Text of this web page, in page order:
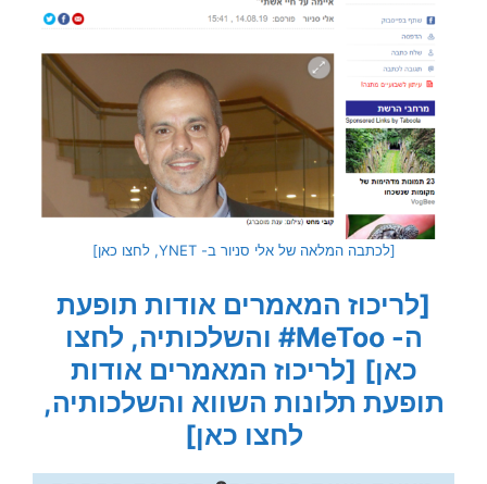
[לכתבה המלאה של אלי סניור ב- YNET, לחצו כאן]
[לריכוז המאמרים אודות תופעת
ה- MeToo#
והשלכותיה, לחצו
כאן] [לריכוז המאמרים אודות
תופעת תלונות השווא והשלכותיה,
לחצו כאן]